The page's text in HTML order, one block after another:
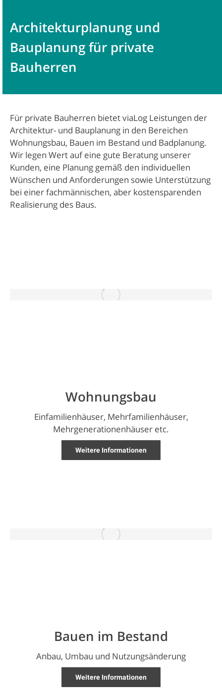
Architekturplanung und
Bauplanung für private
Bauherren
Für private Bauherren bietet viaLog Leistungen der
Architektur- und Bauplanung in den Bereichen
Wohnungsbau, Bauen im Bestand und Badplanung.
Wir legen Wert auf eine gute Beratung unserer
Kunden, eine Planung gemäß den individuellen
Wünschen und Anforderungen sowie Unterstützung
bei einer fachmännischen, aber kostensparenden
Realisierung des Baus.
Wohnungsbau
Einfamilienhäuser, Mehrfamilienhäuser,
Mehrgenerationenhäuser etc.
Weitere Informationen
Bauen im Bestand
Anbau, Umbau und Nutzungsänderung
Weitere Informationen